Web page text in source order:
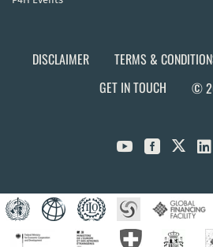
DISCLAIMER TERMS &
GET IN TOUCH
©
  